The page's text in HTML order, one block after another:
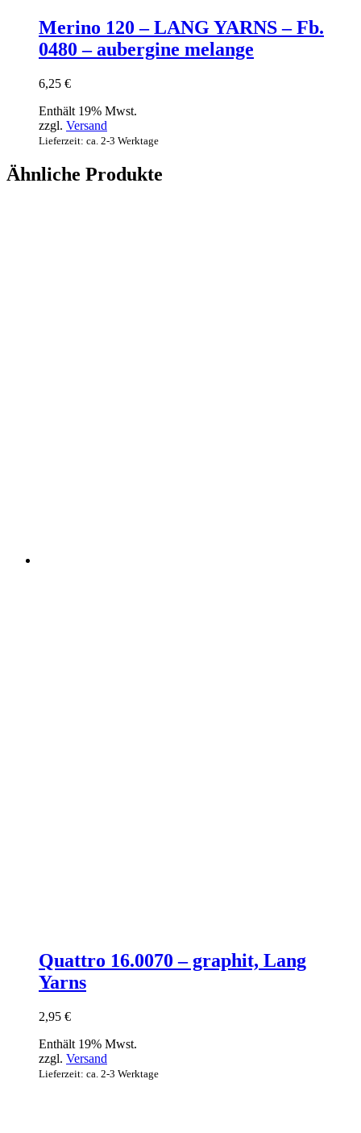
Merino 120 – LANG YARNS – Fb.
0480 – aubergine melange
6,25 €
Enthält 19% Mwst.
zzgl. Versand
Lieferzeit: ca. 2-3 Werktage
Ähnliche Produkte
Quattro 16.0070 – graphit, Lang
Yarns
2,95 €
Enthält 19% Mwst.
zzgl. Versand
Lieferzeit: ca. 2-3 Werktage